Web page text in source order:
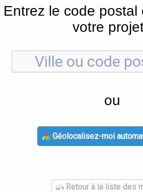
Entrez le code postal
votre
ou
Géolocalisez-moi
Retour à la liste des